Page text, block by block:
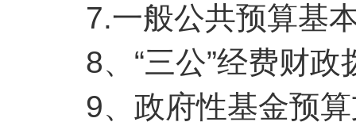
7.一般公共预算基本
8、“三公”经费财政
9、政府性基金预算